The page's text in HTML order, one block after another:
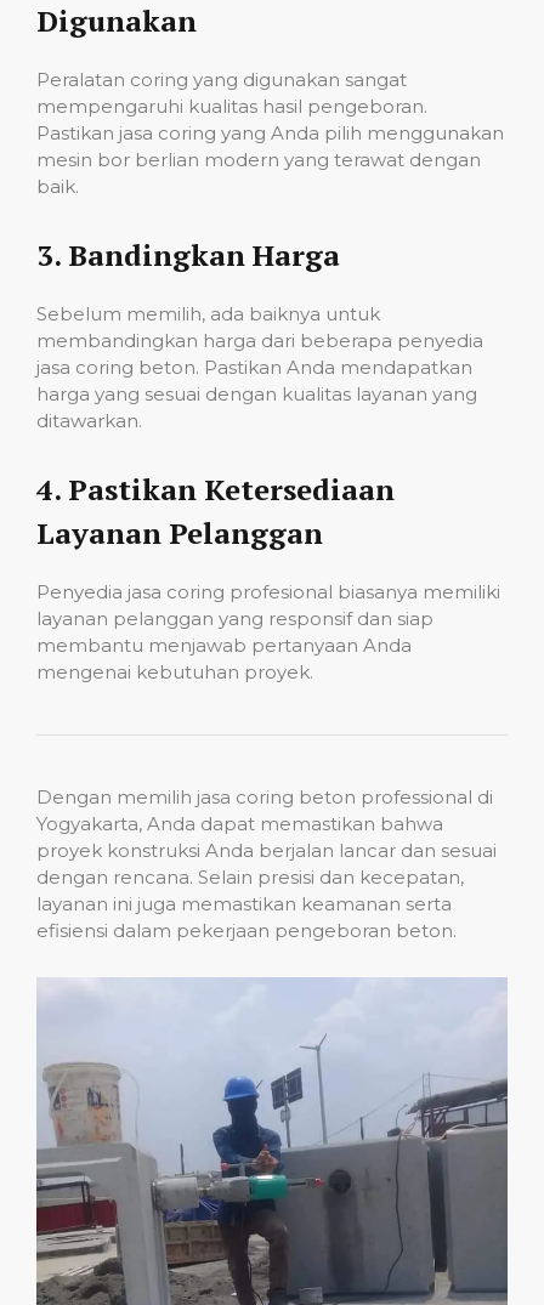
Digunakan
Peralatan coring yang digunakan sangat
mempengaruhi kualitas hasil pengeboran.
Pastikan jasa coring yang Anda pilih menggunakan
mesin bor berlian modern yang terawat dengan
baik.
3. Bandingkan Harga
Sebelum memilih, ada baiknya untuk
membandingkan harga dari beberapa penyedia
jasa coring beton. Pastikan Anda mendapatkan
harga yang sesuai dengan kualitas layanan yang
ditawarkan.
4. Pastikan Ketersediaan
Layanan Pelanggan
Penyedia jasa coring profesional biasanya memiliki
layanan pelanggan yang responsif dan siap
membantu menjawab pertanyaan Anda
mengenai kebutuhan proyek.
Dengan memilih jasa coring beton professional di
Yogyakarta, Anda dapat memastikan bahwa
proyek konstruksi Anda berjalan lancar dan sesuai
dengan rencana. Selain presisi dan kecepatan,
layanan ini juga memastikan keamanan serta
efisiensi dalam pekerjaan pengeboran beton.